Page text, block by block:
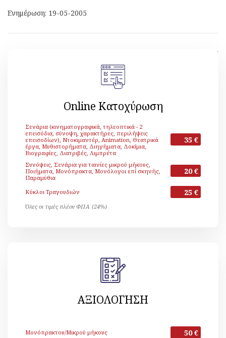
Ενημέρωση: 19-05-2005
[ Επιστροφή ]
Online Κατοχύρωση
Σενάρια (κινηματογραφικά, τηλεοπτικά - 2
επεισόδια, σύνοψη, χαρακτήρες, περιλήψεις
επεισοδίων), Ντοκιμαντέρ, Animation, Θεατρικά
έργα, Μυθιστορήματα, Διηγήματα, Δοκίμια,
Βιογραφίες, Διατριβές, Λιμπρέτα
35 €
Συνόψεις, Σενάρια για ταινίες μικρού μήκους,
Ποιήματα, Μονόπρακτα, Μονόλογοι επί σκηνής,
Παραμύθια
20 €
Κύκλοι Τραγουδιών 25 €
Όλες οι τιμές πλέον ΦΠΑ (24%)
ΑΞΙΟΛΟΓΗΣΗ
Μονόπρακτου/Μικρού μήκους 50 €